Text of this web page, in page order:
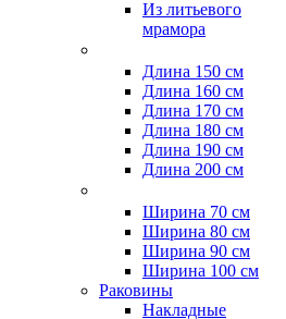
Из литьевого
мрамора
Длина 150 см
Длина 160 см
Длина 170 см
Длина 180 см
Длина 190 см
Длина 200 см
Ширина 70 см
Ширина 80 см
Ширина 90 см
Ширина 100 см
Раковины
Накладные